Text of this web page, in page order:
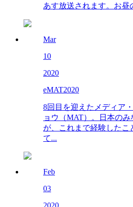
あす放送されます。お昼
Mar
10
2020
eMAT2020
8回目を迎えたメディア
ョウ（MAT）。日本の
が、これまで経験したこ
て...
Feb
03
2020